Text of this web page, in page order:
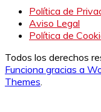
Política de
Aviso Legal
Política de
Todos los derechos
Funciona gracias a
Themes.